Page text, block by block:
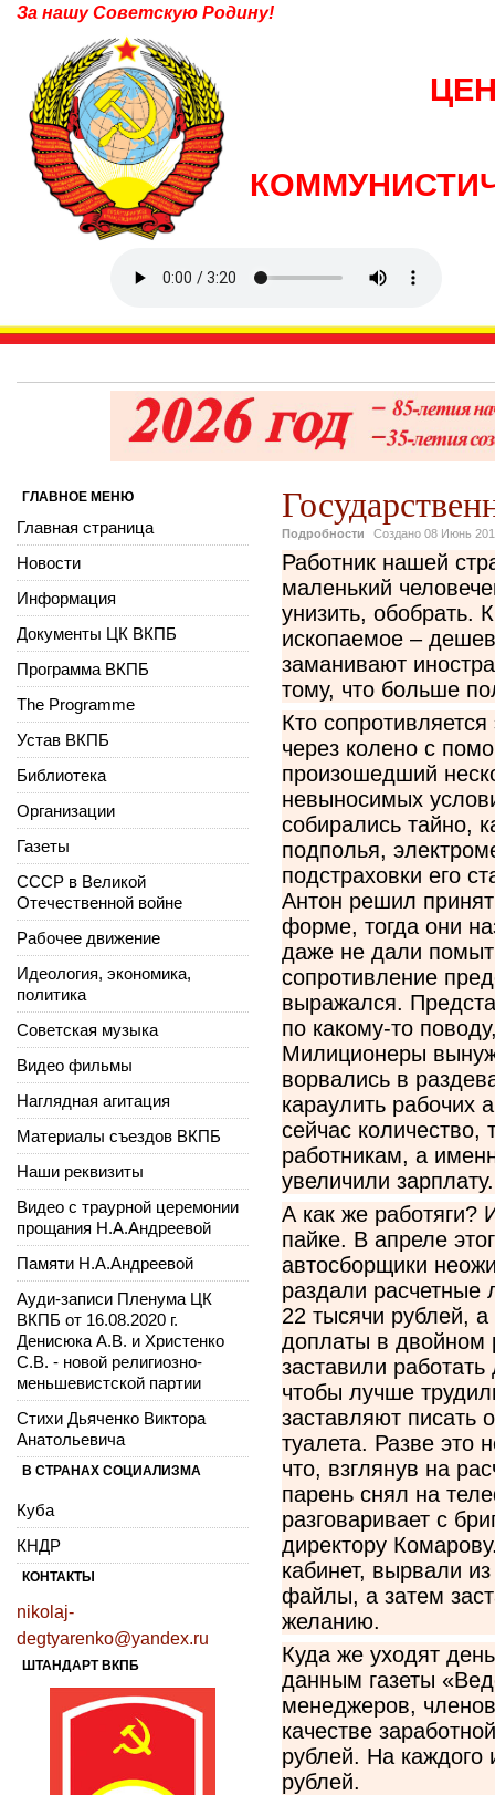
За нашу Советскую Родину!
Подробности Создано 08 Июнь
Работник нашей
маленький
унизить, обобрать.
ископаемое –
заманивают
тому, что больше
Кто
через колено c
произошедший
невыносимых
собирались тайно,
подполья,
подстраховки его
Антон решил
форме, тогда они
даже не дали
сопротивление
выражался.
по какому-то
Милиционеры
ворвались в
караулить рабочих
сейчас
работникам, а
увеличили зарплату.
А как же работяги?
пайке. В апреле
автосборщики
раздали
22 тысячи рублей,
доплаты в двойном
заставили
чтобы лучше
заставляют писать
туалета. Разве это
что, взглянув на
парень снял на
разговаривает с
директору
кабинет, вырвали
файлы, а затем
желанию.
Куда же уходят
данным газеты
менеджеров,
качестве
рублей. На
рублей.
ГЛАВНОЕ МЕНЮ
Главная страница
Новости
Информация
Документы ЦК ВКПБ
Программа ВКПБ
The Programme
Устав ВКПБ
Библиотека
Организации
Газеты
СССР в Великой
Отечественной войне
Рабочее движение
Идеология, экономика,
политика
Советская музыка
Видео фильмы
Наглядная агитация
Материалы съездов ВКПБ
Наши реквизиты
Видео с траурной церемонии
прощания Н.А.Андреевой
Памяти Н.А.Андреевой
Ауди-записи Пленума ЦК
ВКПБ от 16.08.2020 г.
Денисюка А.В. и Христенко
С.В. - новой религиозно-
меньшевистской партии
Стихи Дьяченко Виктора
Анатольевича
В СТРАНАХ СОЦИАЛИЗМА
Куба
КНДР
КОНТАКТЫ
nikolaj-
degtyarenko@yandex.ru
ШТАНДАРТ ВКПБ